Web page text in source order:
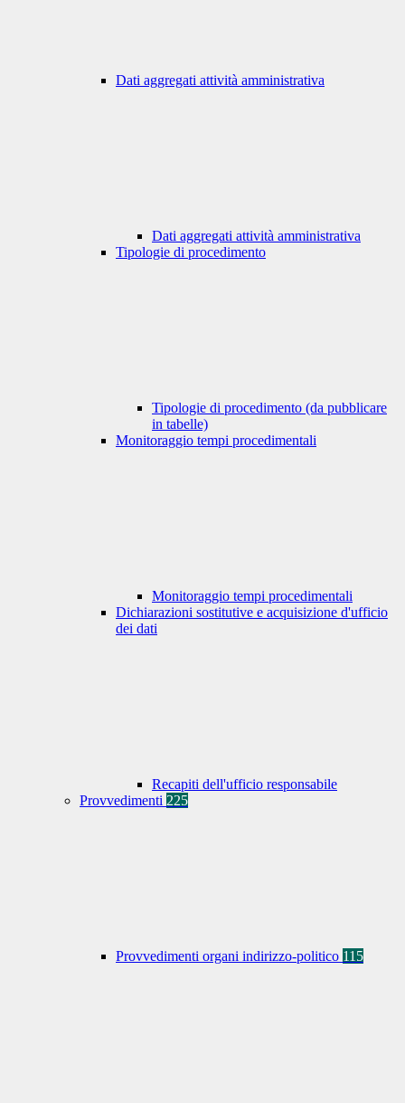
Dati aggregati attività amministrativa
Dati aggregati attività amministrativa
Tipologie di procedimento
Tipologie di procedimento (da pubblicare
in tabelle)
Monitoraggio tempi procedimentali
Monitoraggio tempi procedimentali
Dichiarazioni sostitutive e acquisizione d'ufficio
dei dati
Recapiti dell'ufficio responsabile
Provvedimenti 225
Provvedimenti organi indirizzo-politico 115